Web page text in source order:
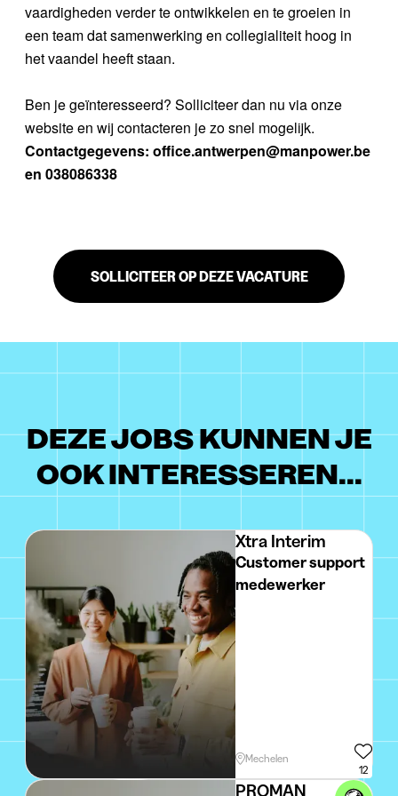
vaardigheden verder te ontwikkelen en te groeien in
een team dat samenwerking en collegialiteit hoog in
het vaandel heeft staan.
Ben je geïnteresseerd? Solliciteer dan nu via onze
website en wij contacteren je zo snel mogelijk.
Contactgegevens: office.antwerpen@manpower.be
en 038086338
SOLLICITEER OP DEZE VACATURE
DEZE JOBS KUNNEN JE
OOK INTERESSEREN...
Xtra Interim
Customer support
medewerker
Mechelen
12
PROMAN